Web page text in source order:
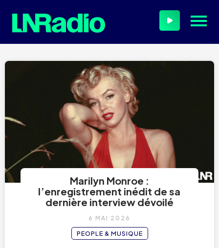
Marilyn Monroe :
l’enregistrement inédit de sa
dernière interview dévoilé
6 MAI 2026
PEOPLE & MUSIQUE